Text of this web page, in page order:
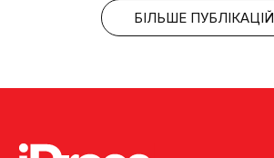
БІЛЬШЕ ПУБЛІКАЦІЙ